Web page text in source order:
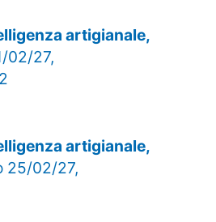
artigianale,
02/27,
artigianale,
25/02/27,